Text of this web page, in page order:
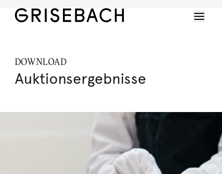
DOWNLOAD
Auktionsergebnisse